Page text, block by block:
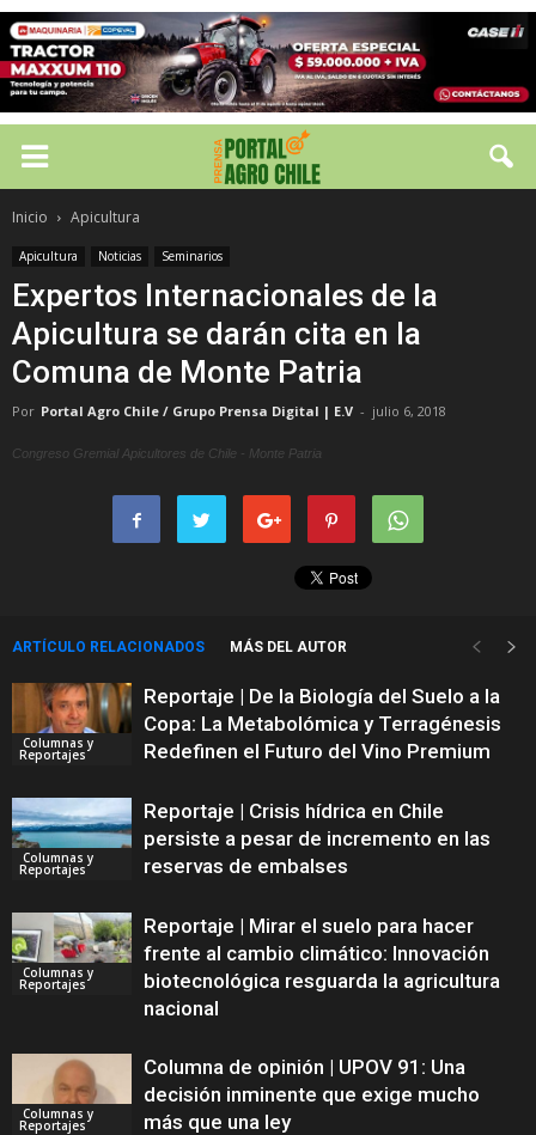
Inicio Apicultura
Apicultura Noticias Seminarios
Expertos Internacionales de la
Apicultura se darán cita en la
Comuna de Monte Patria
Por Portal Agro Chile / Grupo Prensa Digital | E.V - julio 6, 2018
Congreso Gremial Apicultores de Chile - Monte Patria
ARTÍCULO RELACIONADOS MÁS DEL AUTOR
Columnas y
Reportajes
Reportaje | De la Biología del Suelo a la
Copa: La Metabolómica y Terragénesis
Redefinen el Futuro del Vino Premium
Columnas y
Reportajes
Reportaje | Crisis hídrica en Chile
persiste a pesar de incremento en las
reservas de embalses
Columnas y
Reportajes
Reportaje | Mirar el suelo para hacer
frente al cambio climático: Innovación
biotecnológica resguarda la agricultura
nacional
Columnas y
Reportajes
Columna de opinión | UPOV 91: Una
decisión inminente que exige mucho
más que una ley